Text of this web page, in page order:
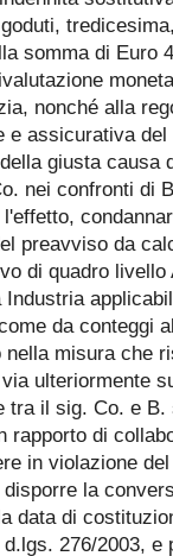
somma di Euro
nonché alla
e assicurativa
giusta causa
nei confronti di
preavviso da
di quadro livello
da conteggi
misura che
ulteriormente
tra il sig. Co. e
rapporto di
in violazione
la
data di
276/2003,